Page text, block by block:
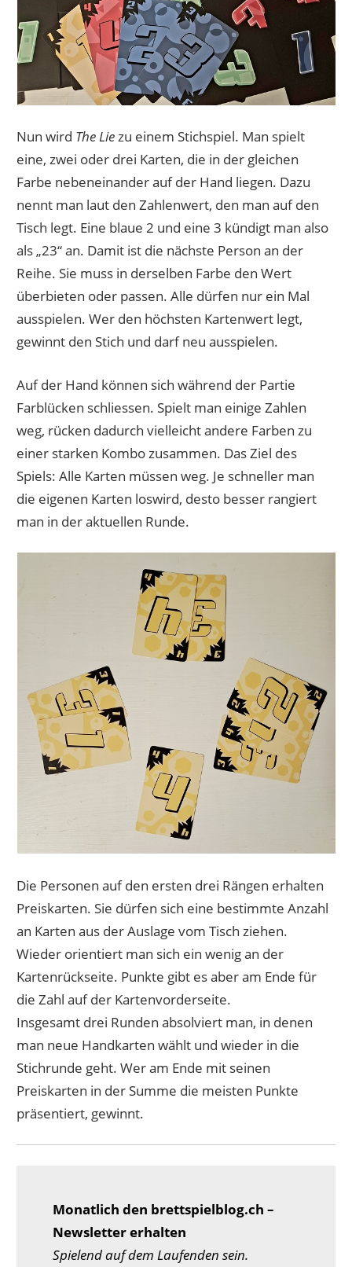
Nun wird The Liezu einem Stichspiel. Man spielt
eine, zwei oder drei Karten, die in der gleichen
Farbe nebeneinander auf der Hand liegen. Dazu
nennt man laut den Zahlenwert, den man auf den
Tisch legt. Eine blaue 2 und eine 3 kündigt man also
als „23“ an. Damit ist die nächste Person an der
Reihe. Sie muss in derselben Farbe den Wert
überbieten oder passen. Alle dürfen nur ein Mal
ausspielen. Wer den höchsten Kartenwert legt,
gewinnt den Stich und darf neu ausspielen.
Auf der Hand können sich während der Partie
Farblücken schliessen. Spielt man einige Zahlen
weg, rücken dadurch vielleicht andere Farben zu
einer starken Kombo zusammen. Das Ziel des
Spiels: Alle Karten müssen weg. Je schneller man
die eigenen Karten loswird, desto besser rangiert
man in der aktuellen Runde.
Die Personen auf den ersten drei Rängen erhalten
Preiskarten. Sie dürfen sich eine bestimmte Anzahl
an Karten aus der Auslage vom Tisch ziehen.
Wieder orientiert man sich ein wenig an der
Kartenrückseite. Punkte gibt es aber am Ende für
die Zahl auf der Kartenvorderseite.
Insgesamt drei Runden absolviert man, in denen
man neue Handkarten wählt und wieder in die
Stichrunde geht. Wer am Ende mit seinen
Preiskarten in der Summe die meisten Punkte
präsentiert, gewinnt.
Monatlich den brettspielblog.ch –
Newsletter erhalten
Spielend auf dem Laufenden sein.